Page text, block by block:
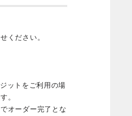
ください。
ットをご利用の場
。
オーダー完了とな